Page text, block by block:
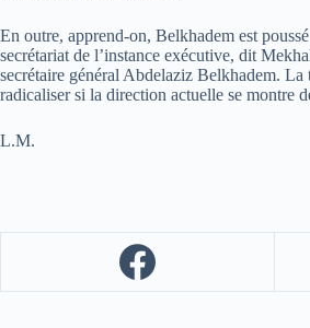
En outre, apprend-on, Belkhadem est
secrétariat de l’instance exécutive, dit
secrétaire général Abdelaziz Belkhadem.
radicaliser si la direction actuelle se montre
L.M.